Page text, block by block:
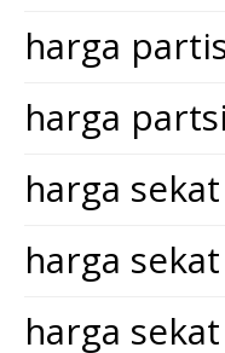
harga
harga
harga
harga
harga